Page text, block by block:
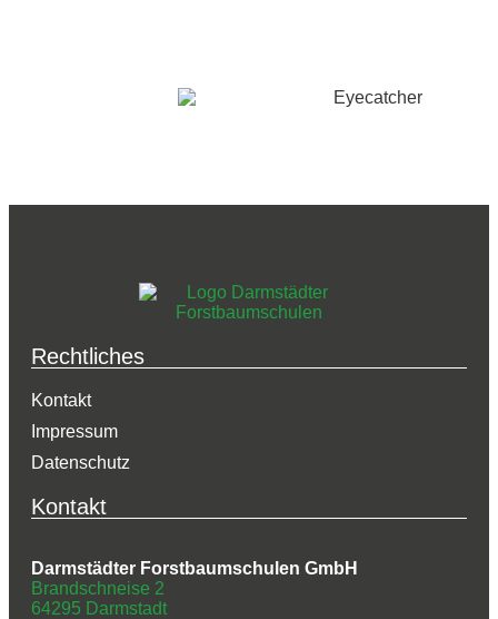
Rechtliches
Kontakt
Impressum
Datenschutz
Kontakt
Darmstädter Forstbaumschulen GmbH
Brandschneise 2
64295 Darmstadt